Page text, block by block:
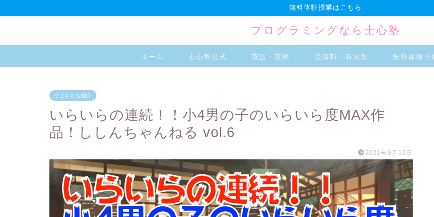
無料体験授業はこちら
プログラミングなら士心塾
ホーム 士心塾公式 英語・英検 受講料・時間割 無料体験予
子どもたち紹介
いらいらの連続！！小4男の子のいらいら度MAX作
品！ししんちゃんねる vol.6
2021年9月12日